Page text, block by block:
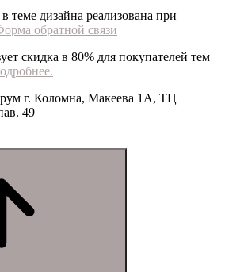
теме дизайна реализована при
обратной связи
скидка в 80% для покупателей тем
г. Коломна, Макеева 1А, ТЦ
49